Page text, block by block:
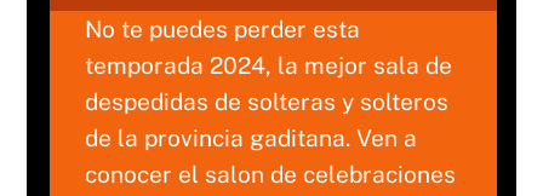
No te puedes perder esta
temporada 2024, la mejor sala de
despedidas de solteras y solteros
de la provincia gaditana. Ven a
conocer el salon de celebraciones